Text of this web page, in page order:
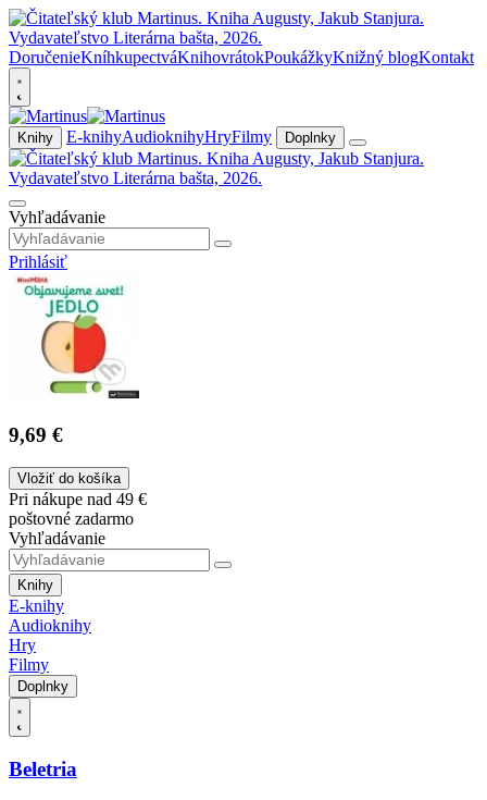
DoručenieKníhkupectváKnihovrátokPoukážkyKnižný blogKontakt
Knihy E-knihyAudioknihyHryFilmy Doplnky
Vyhľadávanie
Prihlásiť
9,69 €
Vložiť do košíka
Pri nákupe nad 49 €
poštovné zadarmo
Vyhľadávanie
Knihy
E-knihy
Audioknihy
Hry
Filmy
Doplnky
Beletria